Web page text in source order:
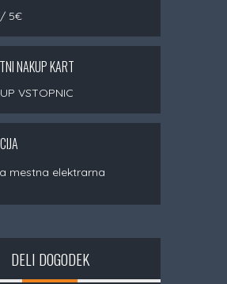
5€
NAKUP KART
VSTOPNIC
mestna elektrarna
DELI DOGODEK